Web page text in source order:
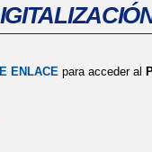
ENLACEpara acceder al